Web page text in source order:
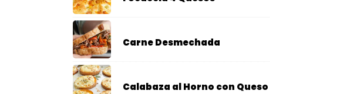
Carne Desmechada
Calabaza al Horno con Queso